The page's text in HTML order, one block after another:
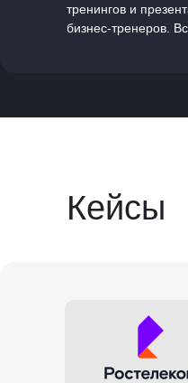
тренингов и
бизнес-тренеров.
Кейсы